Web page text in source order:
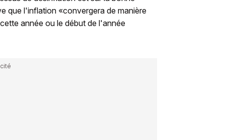
que l'inflation «convergera de manière
année ou le début de l'année